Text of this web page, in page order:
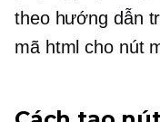
theo hướng dẫn
mã html cho nút